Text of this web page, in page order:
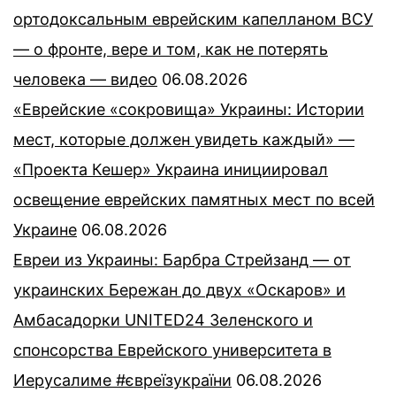
ортодоксальным еврейским капелланом ВСУ
— о фронте, вере и том, как не потерять
человека — видео 06.08.2026
«Еврейские «сокровища» Украины: Истории
мест, которые должен увидеть каждый» —
«Проекта Кешер» Украина инициировал
освещение еврейских памятных мест по всей
Украине 06.08.2026
Евреи из Украины: Барбра Стрейзанд — от
украинских Бережан до двух «Оскаров» и
Амбасадорки UNITED24 Зеленского и
спонсорства Еврейского университета в
Иерусалиме #євреїзукраїни 06.08.2026